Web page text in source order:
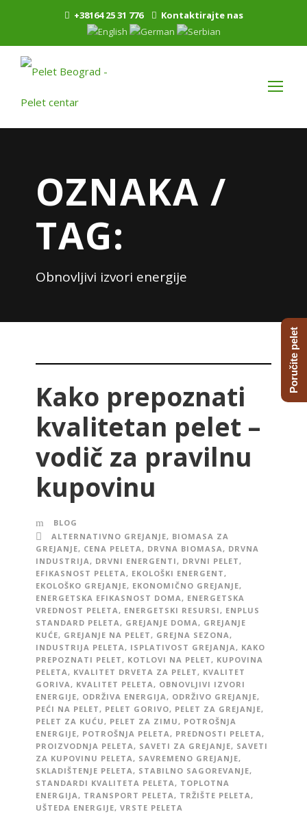
+38164 25 31 776 Kontaktirajte nas
OZNAKA /
TAG:
Obnovljivi izvori energije
Kako prepoznati
kvalitetan pelet –
vodič za pravilnu
kupovinu
BLOG
ALTERNATIVNO GREJANJE, BIOMASA ZA
GREJANJE, CENA PELETA , DRVNA BIOMASA , DRVNA
INDUSTRIJA , DRVNI ENERGENTI , DRVNI PELET ,
EFIKASNOST PELETA , EKOLOŠKI ENERGENT ,
EKOLOŠKO GREJANJE, EKONOMIČNO GREJANJE,
ENERGETSKA EFIKASNOST DOMA , ENERGETSKA
VREDNOST PELETA , ENERGETSKI RESURSI , ENPLUS
STANDARD PELETA , GREJANJE DOMA , GREJANJE
KUĆE, GREJANJE NA PELET , GREJNA SEZONA ,
INDUSTRIJA PELETA , ISPLATIVOST GREJANJA , KAKO
PREPOZNATI PELET , KOTLOVI NA PELET , KUPOVINA
PELETA , KVALITET DRVETA ZA PELET , KVALITET
GORIVA , KVALITET PELETA , OBNOVLJIVI IZVORI
ENERGIJE, ODRŽIVA ENERGIJA , ODRŽIVO GREJANJE,
PEĆI NA PELET , PELET GORIVO, PELET ZA GREJANJE,
PELET ZA KUĆU , PELET ZA ZIMU , POTROŠNJA
ENERGIJE, POTROŠNJA PELETA , PREDNOSTI PELETA ,
PROIZVODNJA PELETA , SAVETI ZA GREJANJE, SAVETI
ZA KUPOVINU PELETA , SAVREMENO GREJANJE,
SKLADIŠTENJE PELETA , STABILNO SAGOREVANJE,
STANDARDI KVALITETA PELETA , TOPLOTNA
ENERGIJA , TRANSPORT PELETA , TRŽIŠTE PELETA ,
UŠTEDA ENERGIJE, VRSTE PELETA
Poručite pelet